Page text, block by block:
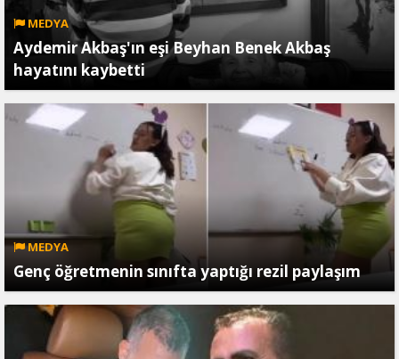
MEDYA
Aydemir Akbaş'ın eşi Beyhan Benek Akbaş
hayatını kaybetti
MEDYA
Genç öğretmenin sınıfta yaptığı rezil paylaşım